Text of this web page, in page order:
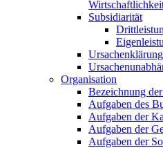
Subsidiarität
Ursachenklärung
Organisation
Bezeichnung
Aufgaben des
Aufgaben der
Aufgaben der
Aufgaben der